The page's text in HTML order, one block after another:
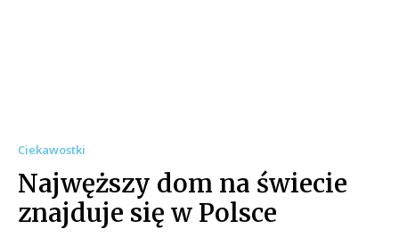
Ciekawostki
Najwęższy dom na świecie
znajduje się w Polsce